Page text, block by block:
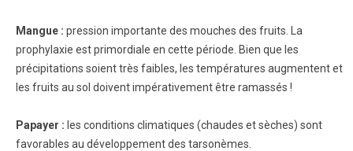
Mangue : pression importante des mouches des fruits. La
prophylaxie est primordiale en cette période. Bien que les
précipitations soient très faibles, les températures augmentent et
les fruits au sol doivent impérativement être ramassés !
Papayer : les conditions climatiques (chaudes et sèches) sont
favorables au développement des tarsonèmes.